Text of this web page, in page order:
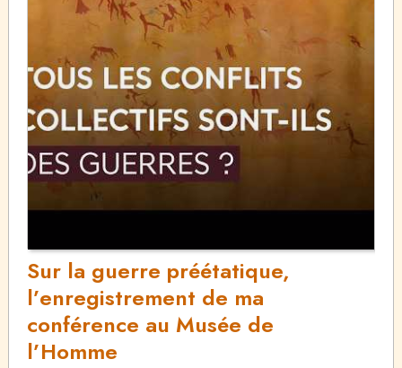
Sur la guerre préétatique,
l’enregistrement de ma
conférence au Musée de
l’Homme